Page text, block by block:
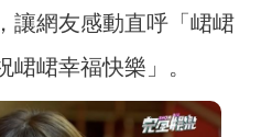
讓網友感動直呼「峮峮
峮峮幸福快樂」。